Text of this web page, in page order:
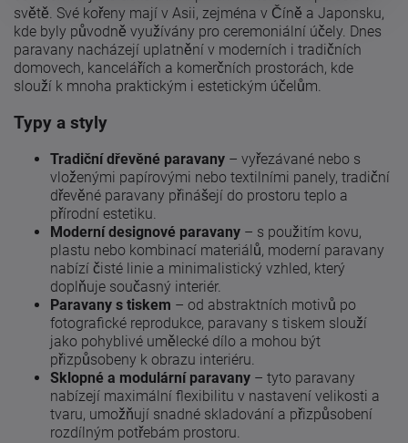
světě. Své kořeny mají v Asii, zejména v Číně a Japonsku,
kde byly původně využívány pro ceremoniální účely. Dnes
paravany nacházejí uplatnění v moderních i tradičních
domovech, kancelářích a komerčních prostorách, kde
slouží k mnoha praktickým i estetickým účelům.
Typy a styly
Tradiční dřevěné paravany – vyřezávané nebo s
vloženými papírovými nebo textilními panely, tradiční
dřevěné paravany přinášejí do prostoru teplo a
přírodní estetiku.
Moderní designové paravany – s použitím kovu,
plastu nebo kombinací materiálů, moderní paravany
nabízí čisté linie a minimalistický vzhled, který
doplňuje současný interiér.
Paravany s tiskem – od abstraktních motivů po
fotografické reprodukce, paravany s tiskem slouží
jako pohyblivé umělecké dílo a mohou být
přizpůsobeny k obrazu interiéru.
Sklopné a modulární paravany – tyto paravany
nabízejí maximální flexibilitu v nastavení velikosti a
tvaru, umožňují snadné skladování a přizpůsobení
rozdílným potřebám prostoru.